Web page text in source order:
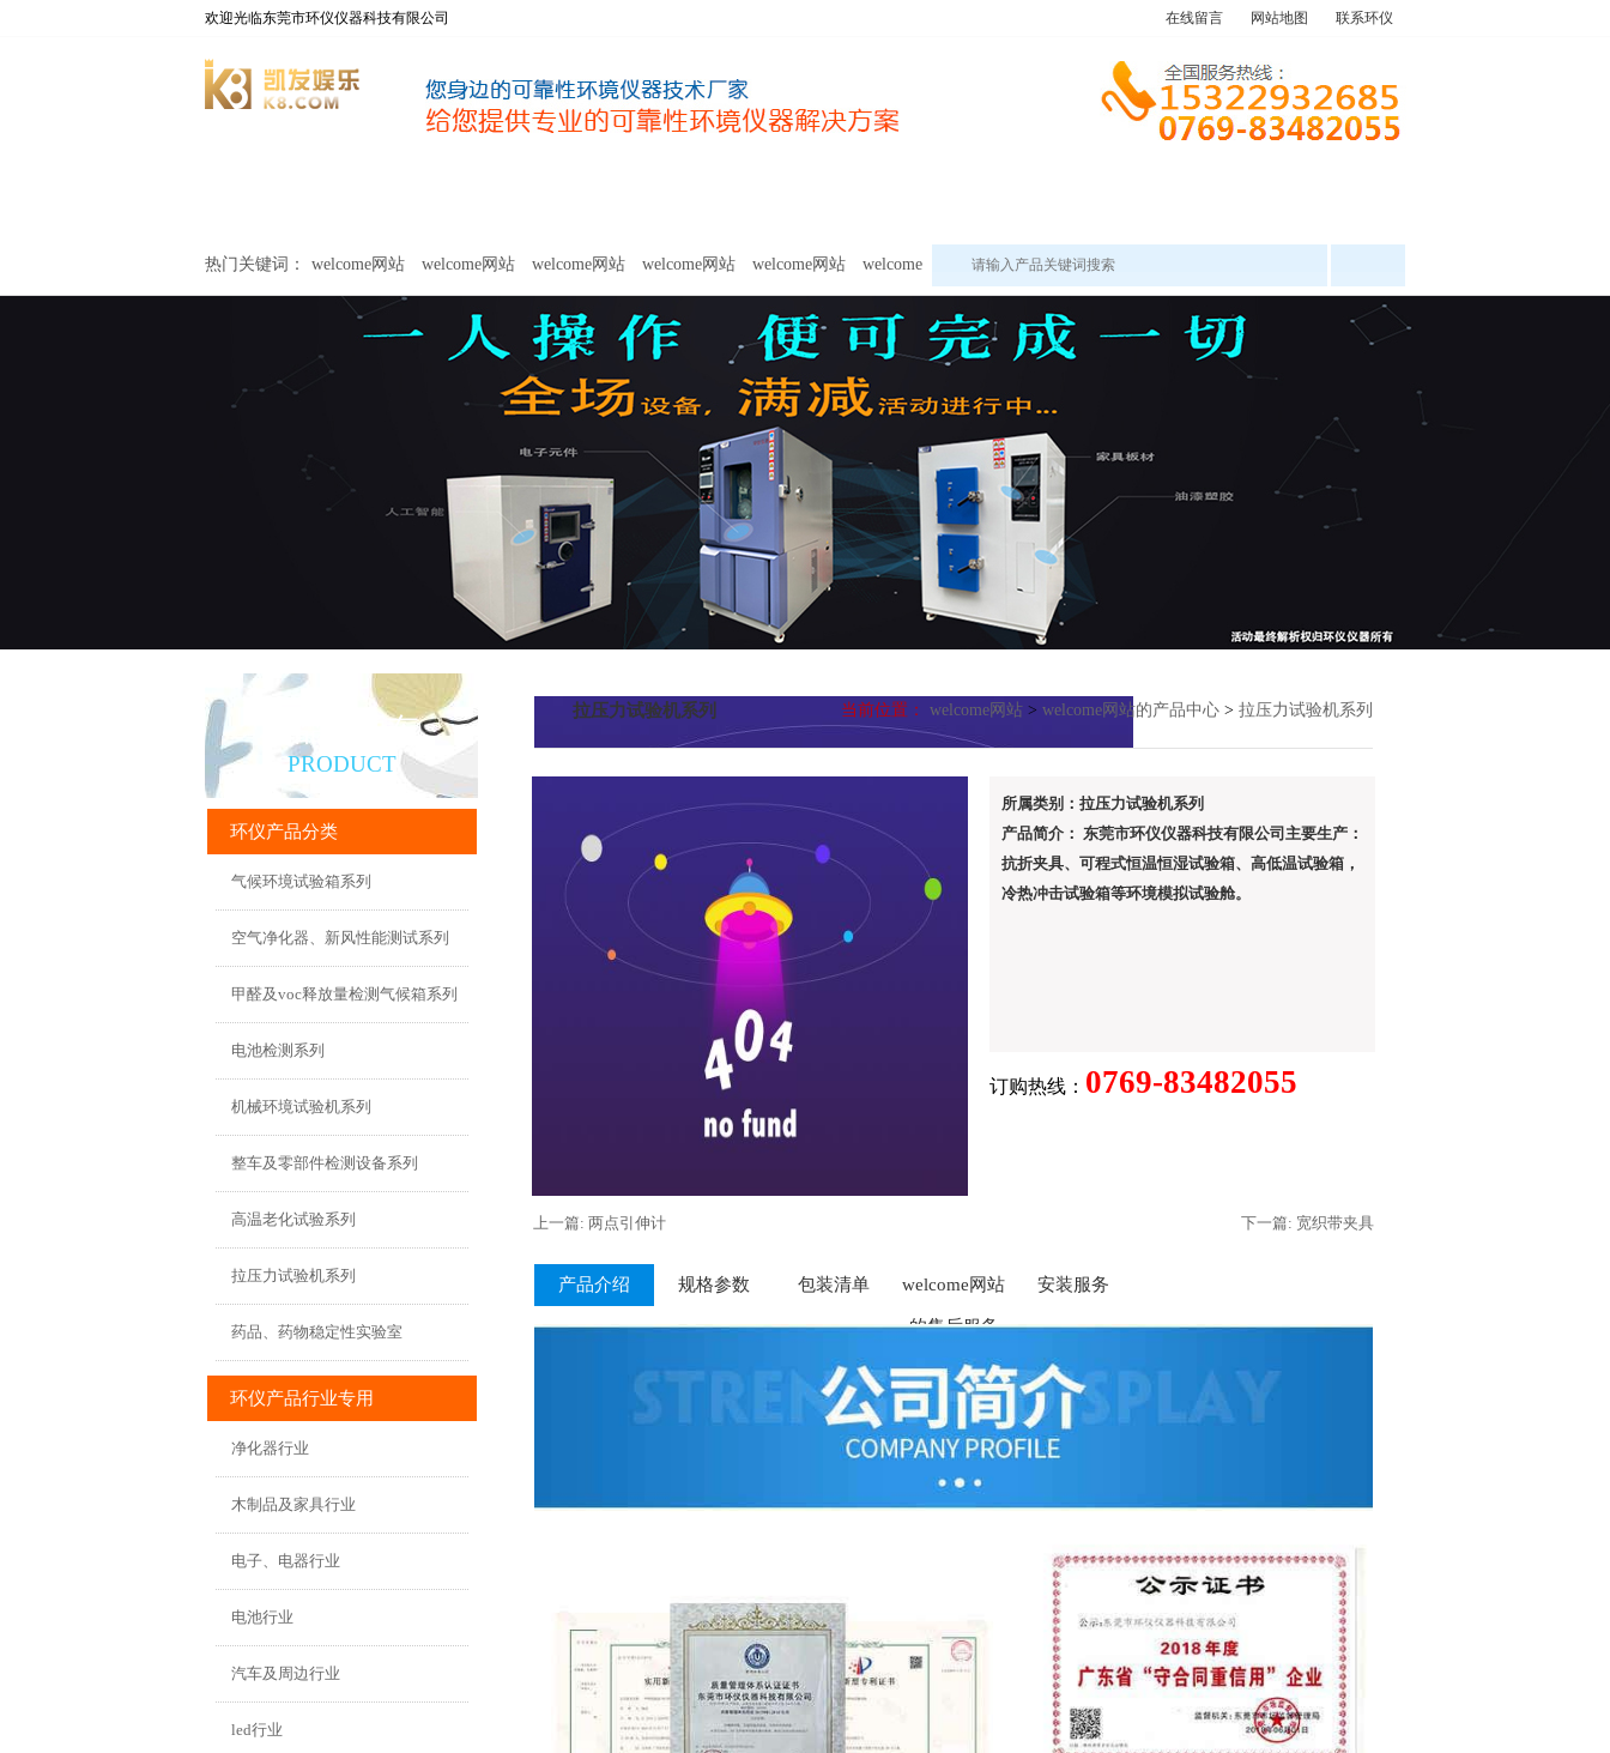
欢迎光临东莞市环仪仪器科技有限公司 在线留言 网站地图 联系环仪
关于环仪 联系环仪
热门关键词： welcome网站 welcome网站 welcome网站 welcome网站 welcome网站 welcome
welcome网站
产品直通车
PRODUCT
环仪产品分类
气候环境试验箱系列
空气净化器、新风性能测试系列
甲醛及voc释放量检测气候箱系列
电池检测系列
机械环境试验机系列
整车及零部件检测设备系列
高温老化试验系列
拉压力试验机系列
药品、药物稳定性实验室
环仪产品行业专用
净化器行业
木制品及家具行业
电子、电器行业
电池行业
汽车及周边行业
led行业
当前位置： welcome网站 > welcome网站的产品中心 > 拉压力试验机系列
拉压力试验机系列
所属类别：拉压力试验机系列
产品简介： 东莞市环仪仪器科技有限公司主要生产：
抗折夹具、可程式恒温恒湿试验箱、高低温试验箱，
冷热冲击试验箱等环境模拟试验舱。
订购热线： 0769-83482055
上一篇: 两点引伸计 下一篇: 宽织带夹具
产品介绍 规格参数 包装清单 welcome网站
的售后服务
安装服务